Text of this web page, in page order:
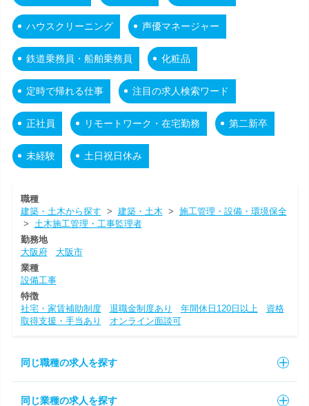
ハウスクリーニング 声優マネージャー
鉄道乗務員・船舶乗務員 化粧品
定時で帰れる仕事 注目の求人検索ワード
正社員 リモートワーク・在宅勤務 第二新卒
未経験 土日祝日休み
職種
建築・土木から探す > 建築・土木 > 施工管理・設備・環境保全
> 土木施工管理・工事監理者
勤務地
大阪府
大阪市
業種
設備工事
特徴
社宅・家賃補助制度
退職金制度あり 年間休日120日以上
資格
取得支援・手当あり
オンライン面談可
同じ職種の求人を探す
同じ業種の求人を探す